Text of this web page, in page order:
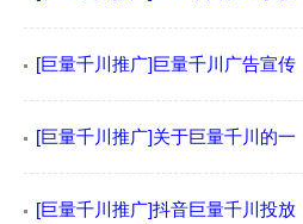
[巨量千川推广]巨量千川广告宣传
[巨量千川推广]关于巨量千川的一
[巨量千川推广]抖音巨量千川投放